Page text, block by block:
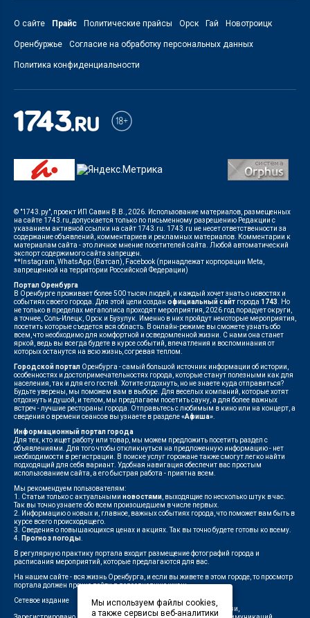
О сайте Прайс Политические прайсы Орск Гай Новотроицк
Оренбуржье Согласие на обработку персональных данных
Политика конфиденциальности
© "1743.ру", проект ИП Савин В.В., 2026. Использование материалов, размещенных
на сайте 1743.ru, допускается только по письменному разрешению Редакции с
указанием активной ссылки на сайт 1743.ru. 1743.ru не несет ответственности за
содержание объявлений, комментариев и рекламных материалов. Комментарии к
материалам сайта - это личное мнение посетителей сайта. Любой автоматический
экспорт содержимого сайта запрещен.
**Instagram, WhatsApp (Ватсап), Facebook (принадлежат корпорации Meta,
запрещенной на территории Российской Федерации)
Портал Оренбурга
В Оренбурге проживает более 500 тысяч людей, и каждый хочет знать о новостях и
событиях своего города. Для этой цели создан официальный сайт города 1743 . Но
не только в пределах мегаполиса проходят мероприятия, 2026 год порадует округи,
а точнее, Соль-Илецк, Орск и Бузулук. Именно в них пройдут некоторые мероприятия,
посетить которые съедется вся область. В онлайн-режиме вы сможете узнать обо
всем, что необходимо для комфортной и осведомленной жизни. С нами она станет
яркой, ведь вы всегда будете в курсе событий, впечатления и воспоминания от
которых останутся на всю жизнь, согревая теплом.
Городской портал Оренбурга - самый большой источник информации об истории,
особенностях и достопримечательностях города, которые станут полезными как для
населения, так и для его гостей. Хотите отдохнуть, но не знаете куда отправиться?
Будьте уверены, мы поможем вам в выборе. Для веселых компаний, которые хотят
отдохнуть и душой, и телом, мы предлагаем посетить сауну, а для более важных
встреч - лучшие рестораны города. Отправьтесь с любимым в кино или на концерт, а
сведения о времени сеансов вы узнаете в разделе«Афиша»
Информационный портал города
Для тех, кто ищет работу или товар, мы можем предложить посетить раздел с
объявлениями. Для того чтобы откликнуться на предложенную информацию - нет
необходимости в регистрации. В поиске услуг горожане также смогут легко найти
подходящий для себя вариант. Удобная навигация обеспечит вас простым
использованием сайта, а его быстрая работа - приятна всем.
Мы рекомендуем пользователям:
1. Статьи только с актуальными новостями , выходящие по несколько штук в час.
Так вы точно узнаете обо всем произошедшем в числе первых.
2. Информацию о новых и, главное, важных событиях города, что поможет вам быть в
курсе всего происходящего.
3. Сведения о повышающихся ценах и акциях. Так вы точно будете готовы ко всему.
4.
Прогноз погоды
В регулярную практику портала входит размещение фотографий города и
расписания мероприятий, которые предлагаются для вас.
На нашем сайте - вся жизнь Оренбурга, и если вы живете в этом городе, то просмотр
портала должен прочно войти в повседневную жизнь.
Сетевое издание
"1743"
Федеральной службой по надзору в сфере связи,
Мы используем файлы cookies,
а также сервисы веб-аналитики